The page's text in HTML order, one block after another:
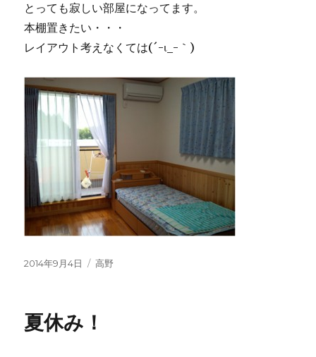
とっても寂しい部屋になってます。
本棚置きたい・・・
レイアウト考えなくては(´-ι_-｀)
投
2014年9月4日
カ
ー
高野
夏休み！